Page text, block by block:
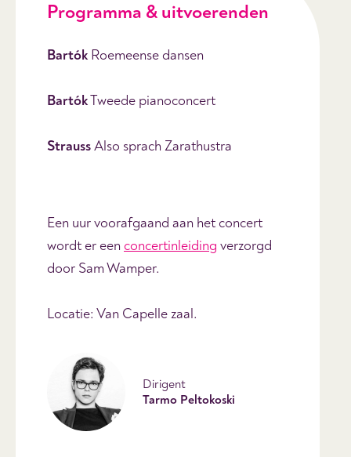
Programma & uitvoerenden
Bartók Roemeense dansen
BartókTweede pianoconcert
StraussAlso sprach Zarathustra
Een uur voorafgaand aan het concert
wordt er een concertinleiding verzorgd
door Sam Wamper.
Locatie: Van Capelle zaal.
Dirigent
Tarmo Peltokoski